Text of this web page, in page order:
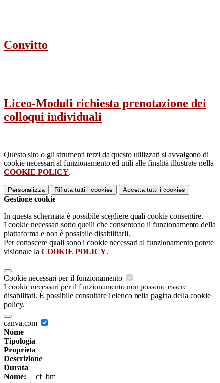
Convitto
Liceo-Moduli richiesta prenotazione dei
colloqui individuali
Questo sito o gli strumenti terzi da questo utilizzati si avvalgono di
cookie necessari al funzionamento ed utili alle finalità illustrate nella
COOKIE POLICY.
Personalizza Rifiuta tutti i cookies Accetta tutti i cookies
Gestione cookie
In questa schermata è possibile scegliere quali cookie consentire.
I cookie necessari sono quelli che consentono il funzionamento della
piattaforma e non è possibile disabilitarli.
Per conoscere quali sono i cookie necessari al funzionamento potete
visionare la COOKIE POLICY.
Cookie necessari per il funzionamento
I cookie necessari per il funzionamento non possono essere
disabilitati. È possibile consultare l'elenco nella pagina della cookie
policy.
canva.com
Nome
Tipologia
Proprieta
Descrizione
Durata
Nome: __cf_bm